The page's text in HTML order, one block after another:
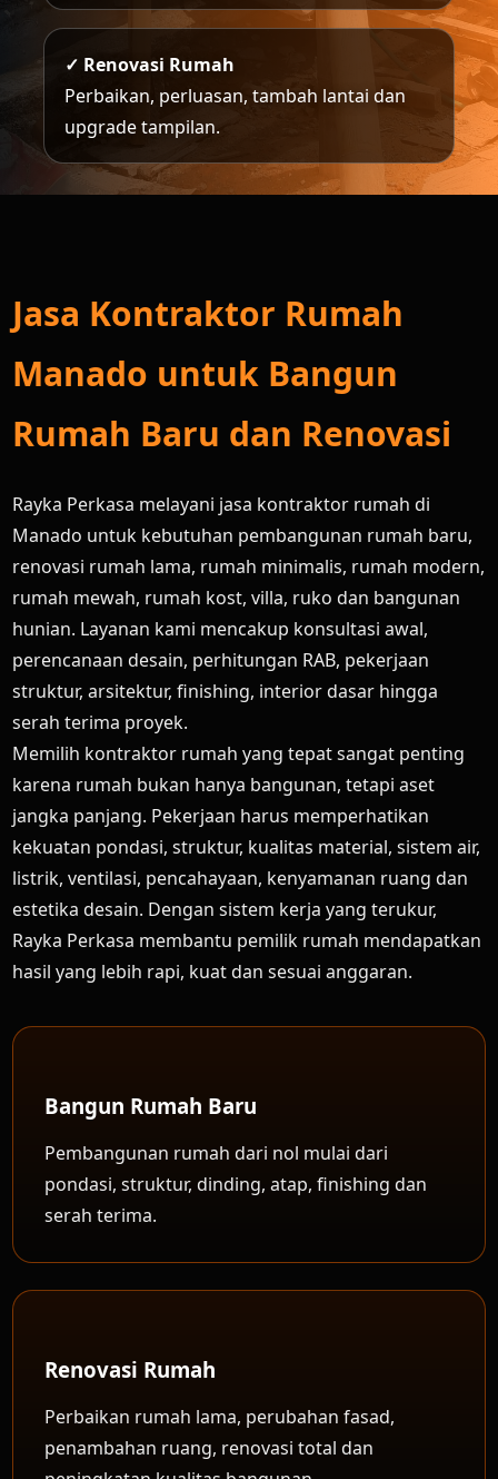
✓ Renovasi Rumah
Perbaikan, perluasan, tambah lantai dan
upgrade tampilan.
Jasa Kontraktor Rumah
Manado untuk Bangun
Rumah Baru dan Renovasi
Rayka Perkasa melayani jasa kontraktor rumah di
Manado untuk kebutuhan pembangunan rumah baru,
renovasi rumah lama, rumah minimalis, rumah modern,
rumah mewah, rumah kost, villa, ruko dan bangunan
hunian. Layanan kami mencakup konsultasi awal,
perencanaan desain, perhitungan RAB, pekerjaan
struktur, arsitektur, finishing, interior dasar hingga
serah terima proyek.
Memilih kontraktor rumah yang tepat sangat penting
karena rumah bukan hanya bangunan, tetapi aset
jangka panjang. Pekerjaan harus memperhatikan
kekuatan pondasi, struktur, kualitas material, sistem air,
listrik, ventilasi, pencahayaan, kenyamanan ruang dan
estetika desain. Dengan sistem kerja yang terukur,
Rayka Perkasa membantu pemilik rumah mendapatkan
hasil yang lebih rapi, kuat dan sesuai anggaran.
Bangun Rumah Baru
Pembangunan rumah dari nol mulai dari
pondasi, struktur, dinding, atap, finishing dan
serah terima.
Renovasi Rumah
Perbaikan rumah lama, perubahan fasad,
penambahan ruang, renovasi total dan